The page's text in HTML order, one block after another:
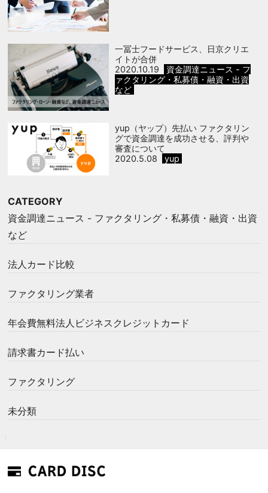
一冨士フードサービス、日京クリエ
イトが合併
2020.10.19
資金調達ニュース - フ
ァクタリング・私募債・融資・出資
など
yup（ヤップ）先払い ファクタリン
グで資金調達を成功させる、評判や
審査について
2020.5.08
yup
CATEGORY
資金調達ニュース - ファクタリング・私募債・融資・出資
など
法人カード比較
ファクタリング業者
年会費無料法人ビジネスクレジットカード
請求書カード払い
ファクタリング
未分類